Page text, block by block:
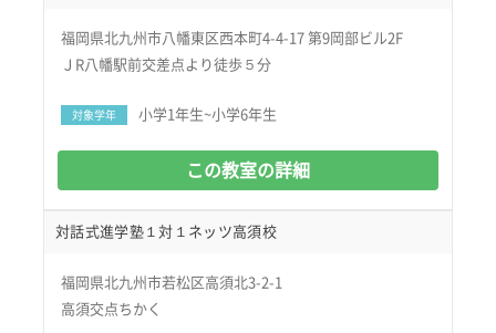
福岡県北九州市八幡東区西本町4-4-17 第9岡部ビル2F
ＪR八幡駅前交差点より徒歩５分
対象学年 小学1年生~小学6年生
この教室の詳細
対話式進学塾１対１ネッツ高須校
福岡県北九州市若松区高須北3-2-1
高須交点ちかく